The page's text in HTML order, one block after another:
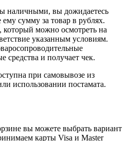
наличными, вы дожидаетесь
ему сумму за товар в рублях.
который можно осмотреть на
указанным условиям.
средства и получает чек.
при самовывозе из
использовании постамата.
вы можете выбрать вариант
карты Visa и Master